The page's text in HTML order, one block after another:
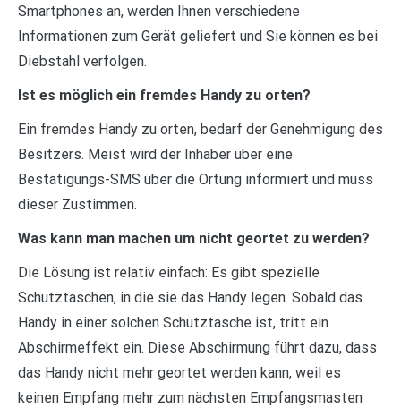
Smartphones an, werden Ihnen verschiedene
Informationen zum Gerät geliefert und Sie können es bei
Diebstahl verfolgen.
Ist es möglich ein fremdes Handy zu orten?
Ein fremdes Handy zu orten, bedarf der Genehmigung des
Besitzers. Meist wird der Inhaber über eine
Bestätigungs-SMS über die Ortung informiert und muss
dieser Zustimmen.
Was kann man machen um nicht geortet zu werden?
Die Lösung ist relativ einfach: Es gibt spezielle
Schutztaschen, in die sie das Handy legen. Sobald das
Handy in einer solchen Schutztasche ist, tritt ein
Abschirmeffekt ein. Diese Abschirmung führt dazu, dass
das Handy nicht mehr geortet werden kann, weil es
keinen Empfang mehr zum nächsten Empfangsmasten